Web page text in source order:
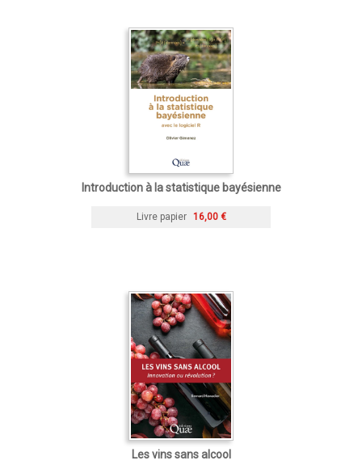
Introduction à la statistique bayésienne
Livre papier 16,00 €
Les vins sans alcool